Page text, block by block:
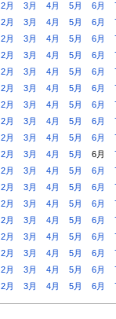
2月 3月 4月 5月 6月
2月 3月 4月 5月 6月
2月 3月 4月 5月 6月
2月 3月 4月 5月 6月
2月 3月 4月 5月 6月
2月 3月 4月 5月 6月
2月 3月 4月 5月 6月
2月 3月 4月 5月 6月
2月 3月 4月 5月 6月
2月 3月 4月 5月 6月
2月 3月 4月 5月 6月
2月 3月 4月 5月 6月
2月 3月 4月 5月 6月
2月 3月 4月 5月 6月
2月 3月 4月 5月 6月
2月 3月 4月 5月 6月
2月 3月 4月 5月 6月
2月 3月 4月 5月 6月